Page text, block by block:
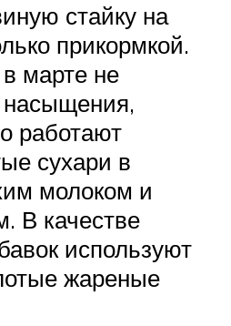
стайку на
прикормкой.
марте не
насыщения,
работают
сухари в
молоком и
В качестве
используют
жареные